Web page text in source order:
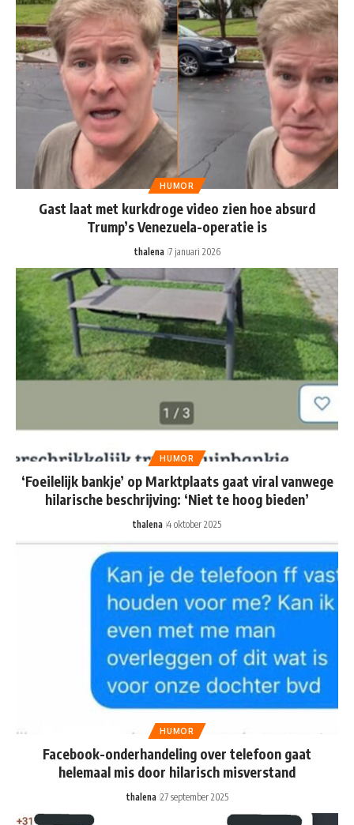
HUMOR
Gast laat met kurkdroge video zien hoe absurd
Trump’s Venezuela-operatie is
thalena 7 januari 2026
HUMOR
‘Foeilelijk bankje’ op Marktplaats gaat viral vanwege
hilarische beschrijving: ‘Niet te hoog bieden’
thalena 4 oktober 2025
HUMOR
Facebook-onderhandeling over telefoon gaat
helemaal mis door hilarisch misverstand
thalena 27 september 2025